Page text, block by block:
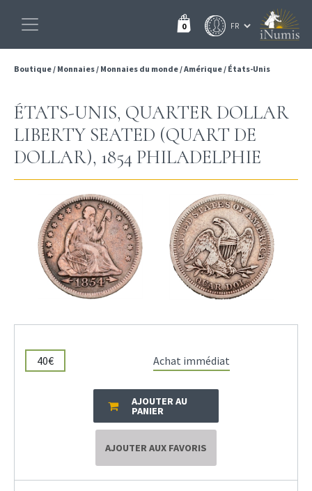
0
Boutique/ Monnaies/ Monnaies du monde/Amérique/ États-Unis
ÉTATS-UNIS, QUARTER DOLLAR
LIBERTY SEATED (QUART DE
DOLLAR), 1854 PHILADELPHIE
40€ Achat immédiat
AJOUTER AU
PANIER
AJOUTER AUX FAVORIS